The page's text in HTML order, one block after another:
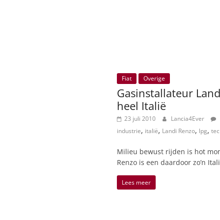
Fiat Overige
Gasinstallateur
heel Italië
23 juli 2010 Lancia4Ever
industrie, italië, Landi Renzo, lpg,
Milieu bewust rijden is hot
Renzo is een daardoor zo’n
Lees meer